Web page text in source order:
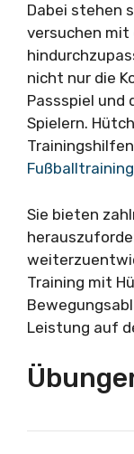
Dabei stehen
versuchen mit
nicht nur die
Passspiel und
Spielern.
Fußballtraining
Sie bieten
Training mit
Leistung auf